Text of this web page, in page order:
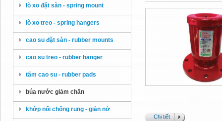
lò xo đặt sàn - spring mount
lò xo treo - spring hangers
cao su đặt sàn - rubber mounts
cao su treo - rubber hanger
tấm cao su - rubber pads
búa nước giảm chấn
khớp nối chống rung - giản nở
Chi tiết